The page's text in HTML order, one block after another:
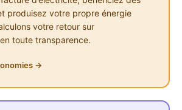
produisez votre propre énergie
votre retour sur
toute transparence.
→